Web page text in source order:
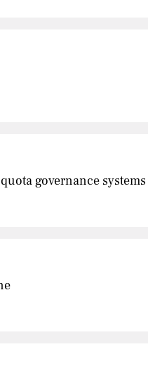
governance systems